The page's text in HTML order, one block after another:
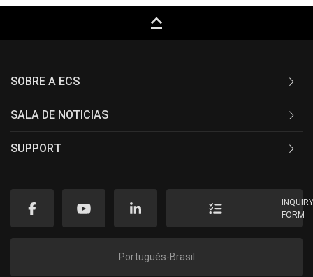
keyboard_capslock
SOBRE A ECS
SALA DE NOTICIAS
SUPPORT
FORM
Portugués-Brasil